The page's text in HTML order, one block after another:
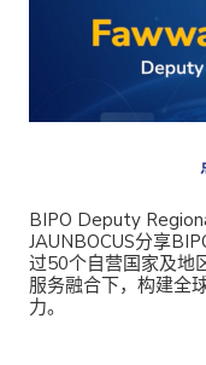
BIPO Deputy
JAUNBOCUS分享
过50个自营国家及地
服务融合下，构建全
力。